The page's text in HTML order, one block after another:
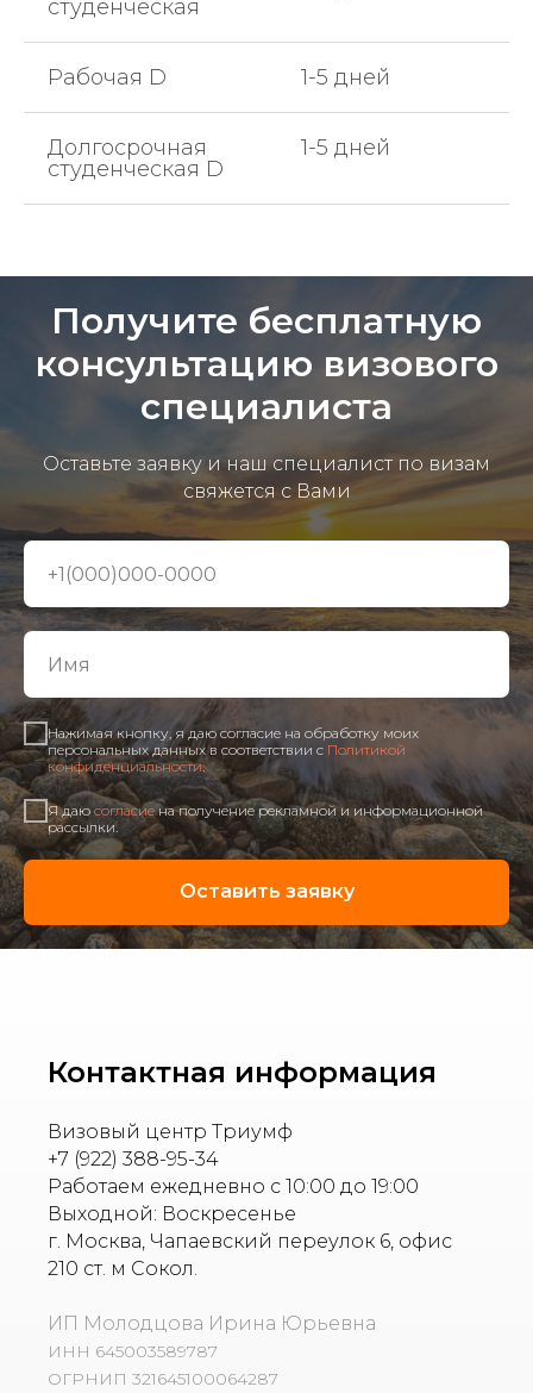
студенческая
Рабочая D 1-5 дней
Долгосрочная
студенческая D
1-5 дней
Получите бесплатную
консультацию визового
специалиста
Оставьте заявку и наш специалист по визам
свяжется с Вами
Нажимая кнопку, я даю согласие на обработку моих
персональных данных в соответствии с Политикой
конфиденциальности.
Я даюсогласиена получение рекламной и информационной
рассылки.
Оставить заявку
Контактная информация
Визовый центр Триумф
+7 (922) 388-95-34
Работаем ежедневно с 10:00 до 19:00
Выходной: Воскресенье
г. Москва, Чапаевский переулок 6, офис
210 ст. м Сокол.
ИП Молодцова Ирина Юрьевна
ИНН 645003589787
ОГРНИП 321645100064287